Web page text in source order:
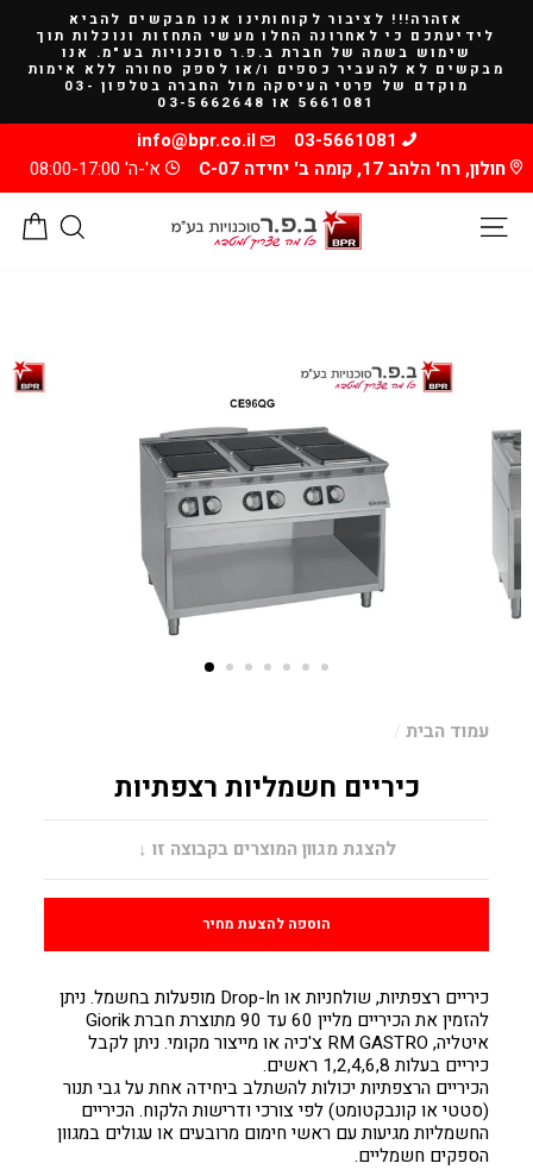
קריאה
אזהרה!!! לציבור לקוחותינו אנו מבקשים להביא
לידיעתכם כי לאחרונה החלו מעשי התחזות ונוכלות תוך
שימוש בשמה של חברת ב.פ.ר סוכנויות בע"מ. אנו
מבקשים לא להעביר כספים ו/או לספק סחורה ללא אימות
מוקדם של פרטי העיסקה מול החברה בטלפון 03-
5661081 או 03-5662648
03-5661081
info@bpr.co.il
חולון, רח' הלהב 17, קומה ב' יחידה C-07
א'-ה' 08:00-17:00
עמוד הבית /
כיריים חשמליות רצפתיות
מחיר
להצגת מגוון המוצרים בקבוצה זו ↓
הוספה להצעת מחיר
כיריים רצפתיות, שולחניות או Drop-In מופעלות בחשמל. ניתן
להזמין את הכיריים מליין 60 עד 90 מתוצרת חברת Giorik
איטליה, RM GASTRO צ'כיה או מייצור מקומי. ניתן לקבל
כיריים בעלות 1,2,4,6,8 ראשים.
הכיריים הרצפתיות יכולות להשתלב ביחידה אחת על גבי תנור
(סטטי או קונבקטומט) לפי צורכי ודרישות הלקוח. הכיריים
החשמליות מגיעות עם ראשי חימום מרובעים או עגולים במגוון
הספקים חשמליים.